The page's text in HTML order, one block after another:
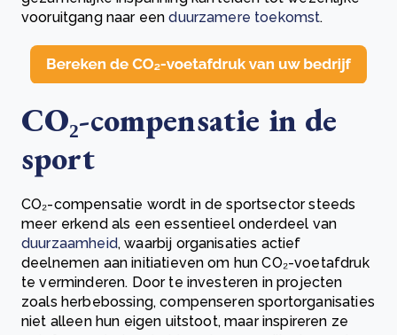
vooruitgang naar eenduurzamere toekomst.
CO₂-compensatie in de
sport
CO₂-compensatie wordt in de sportsector steeds
meer erkend als een essentieel onderdeel van
duurzaamheid, waarbij organisaties actief
deelnemen aan initiatieven om hun CO₂-voetafdruk
te verminderen. Door te investeren in projecten
zoals herbebossing, compenseren sportorganisaties
niet alleen hun eigen uitstoot, maar inspireren ze